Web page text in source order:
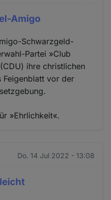
Amigo
Schwarzgeld-
Partei »Club
ihre christlichen
Feigenblatt vor der
»Ehrlichkeit«.
Do. 14 Jul 2022 - 13:08